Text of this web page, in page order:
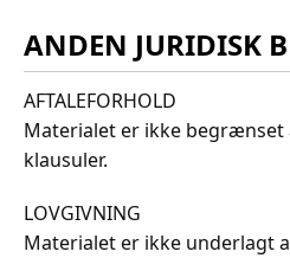
ANDEN JURIDISK
AFTALEFORHOLD
Materialet er ikke
klausuler.
LOVGIVNING
Materialet er ikke underlagt